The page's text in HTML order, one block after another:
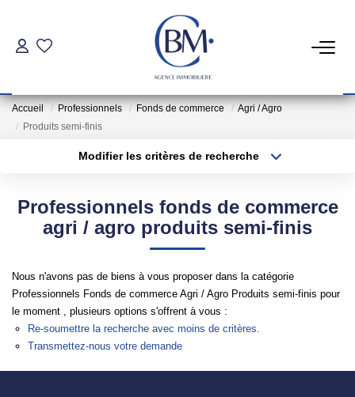
PARTICULIERS
COMMERCES ET BUREAUX
Commerces Et Entreprises
INVESTISSEURS
ESTIMATION
Accueil Professionnels Fonds de commerce
Agri / Agro
Produits semi-finis
Modifier les critères de recherche
Sélectionnez...
Type de bien
Surface min
Créer une alerte
Professionnels fonds de commerce
agri / agro produits semi-finis
Nous n'avons pas de biens à vous proposer dans la catégorie
Professionnels Fonds de commerce Agri / Agro Produits semi-finis pour
le moment , plusieurs options s'offrent à vous :
Re-soumettre la recherche avec moins de critères.
Transmettez-nous votre demande